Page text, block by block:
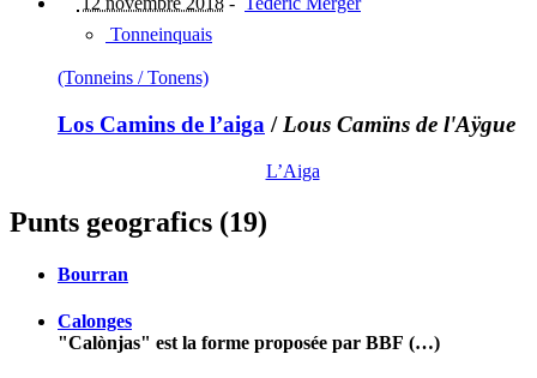
Tonneinquais
(Tonneins / Tonens)
Los Camins de l’aiga / Lous Camïns de l'Aÿgue
L’Aiga
Punts geografics (19)
Bourran
Calonges
"Calònjas" est la forme proposée par BBF (…)